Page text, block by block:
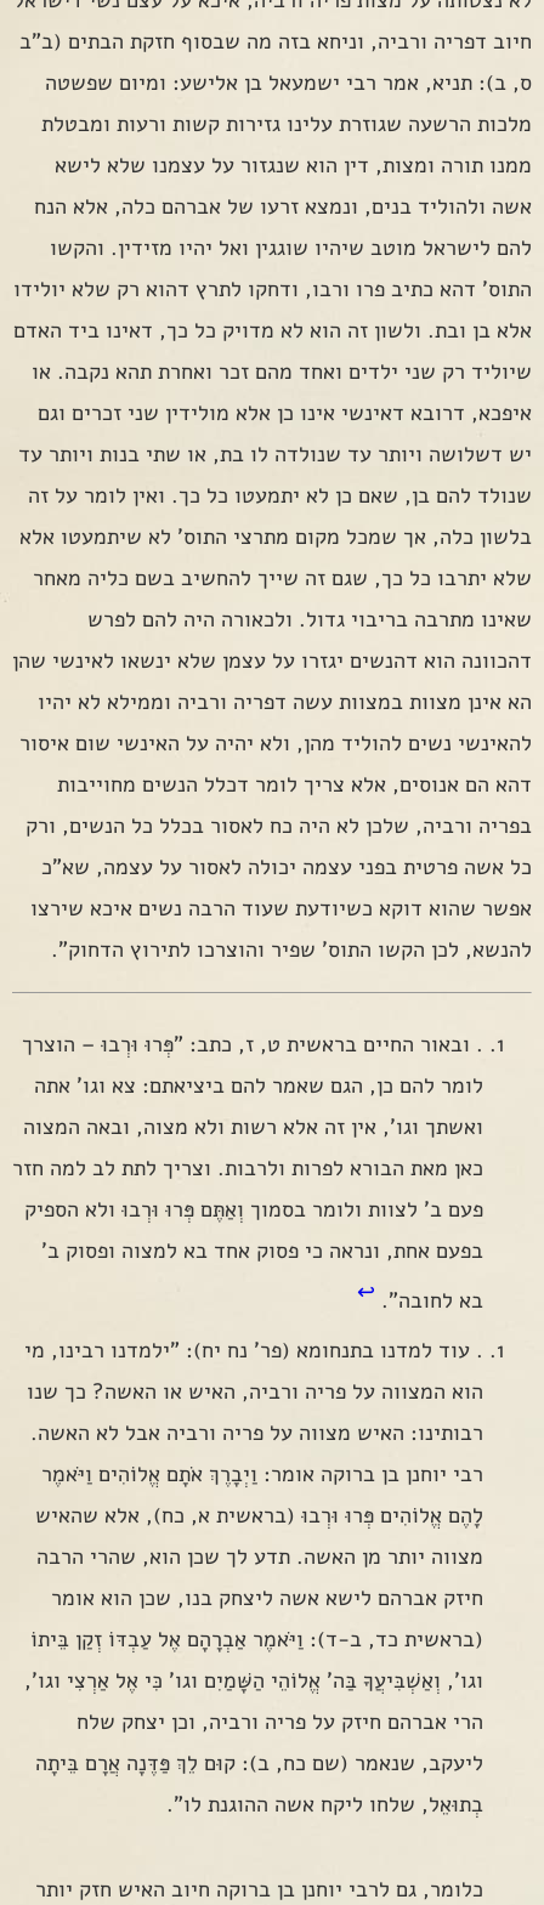
חיוב דפריה ורביה, וניחא בזה מה שבסוף חזקת הבתים (ב"ב
ס, ב): תניא, אמר רבי ישמעאל בן אלישע: ומיום שפשטה
מלכות הרשעה שגוזרת עלינו גזירות קשות ורעות ומבטלת
ממנו תורה ומצות, דין הוא שנגזור על עצמנו שלא לישא
אשה ולהוליד בנים, ונמצא זרעו של אברהם כלה, אלא הנח
להם לישראל מוטב שיהיו שוגגין ואל יהיו מזידין. והקשו
התוס' דהא כתיב פרו ורבו, ודחקו לתרץ דהוא רק שלא יולידו
אלא בן ובת. ולשון זה הוא לא מדויק כל כך, דאינו ביד האדם
שיוליד רק שני ילדים ואחד מהם זכר ואחרת תהא נקבה. או
איפכא, דרובא דאינשי אינו כן אלא מולידין שני זכרים וגם
יש דשלושה ויותר עד שנולדה לו בת, או שתי בנות ויותר עד
שנולד להם בן, שאם כן לא יתמעטו כל כך. ואין לומר על זה
בלשון כלה, אך שמכל מקום מתרצי התוס' לא שיתמעטו אלא
שלא יתרבו כל כך, שגם זה שייך להחשיב בשם כליה מאחר
שאינו מתרבה בריבוי גדול. ולכאורה היה להם לפרש
דהכוונה הוא דהנשים יגזרו על עצמן שלא ינשאו לאינשי שהן
הא אינן מצוות במצוות עשה דפריה ורביה וממילא לא יהיו
להאינשי נשים להוליד מהן, ולא יהיה על האינשי שום איסור
דהא הם אנוסים, אלא צריך לומר דכלל הנשים מחוייבות
בפריה ורביה, שלכן לא היה כח לאסור בכלל כל הנשים, ורק
כל אשה פרטית בפני עצמה יכולה לאסור על עצמה, שא"כ
אפשר שהוא דוקא כשיודעת שעוד הרבה נשים איכא שירצו
להנשא, לכן הקשו התוס' שפיר והוצרכו לתירוץ הדחוק".
. ובאור החיים בראשית ט, ז, כתב: "פְּרוּ וּרְבוּ – הוצרך
לומר להם כן, הגם שאמר להם ביציאתם: צא וגו' אתה
ואשתך וגו', אין זה אלא רשות ולא מצוה, ובאה המצוה
כאן מאת הבורא לפרות ולרבות. וצריך לתת לב למה חזר
פעם ב' לצוות ולומר בסמוך וְאַתֶּם פְּרוּ וּרְבוּ ולא הספיק
בפעם אחת, ונראה כי פסוק אחד בא למצוה ופסוק ב'
בא לחובה". ↩
. עוד למדנו בתנחומא (פר' נח יח): "ילמדנו רבינו, מי
הוא המצווה על פריה ורביה, האיש או האשה? כך שנו
רבותינו: האיש מצווה על פריה ורביה אבל לא האשה.
רבי יוחנן בן ברוקה אומר: וַיְבָרֶךְ אֹתָם אֱלוֹהִים וַיֹּאמֶר
לָהֶם אֱלוֹהִים פְּרוּ וּרְבוּ (בראשית א, כח), אלא שהאיש
מצווה יותר מן האשה. תדע לך שכן הוא, שהרי הרבה
חיזק אברהם לישא אשה ליצחק בנו, שכן הוא אומר
(בראשית כד, ב-ד): וַיֹּאמֶר אַבְרָהָם אֶל עַבְדּוֹ זְקַן בֵּיתוֹ
וגו', וְאַשְׁבִּיעֲךָ בַּה' אֱלוֹהֵי הַשָּׁמַיִם וגו' כִּי אֶל אַרְצִי וגו',
הרי אברהם חיזק על פריה ורביה, וכן יצחק שלח
ליעקב, שנאמר (שם כח, ב): קוּם לֵךְ פַּדֶּנָה אֲרָם בֵּיתָה
בְתוּאֵל, שלחו ליקח אשה ההוגנת לו".
כלומר, גם לרבי יוחנן בן ברוקה חיוב האיש חזק יותר